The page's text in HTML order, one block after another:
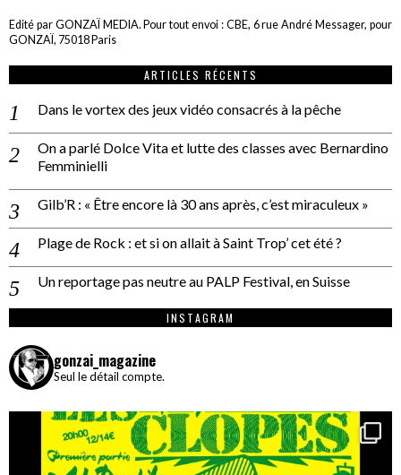
Edité par GONZAÏ MEDIA. Pour tout envoi : CBE, 6 rue André Messager, pour
GONZAÏ, 75018 Paris
ARTICLES RÉCENTS
Dans le vortex des jeux vidéo consacrés à la pêche
On a parlé Dolce Vita et lutte des classes avec Bernardino
Femminielli
Gilb’R : « Être encore là 30 ans après, c’est miraculeux »
Plage de Rock : et si on allait à Saint Trop’ cet été ?
Un reportage pas neutre au PALP Festival, en Suisse
INSTAGRAM
gonzai_magazine
Seul le détail compte.